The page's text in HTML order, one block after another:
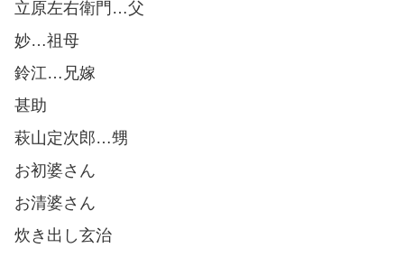
立原左右衛門…父
妙…祖母
鈴江…兄嫁
甚助
萩山定次郎…甥
お初婆さん
お清婆さん
炊き出し玄治